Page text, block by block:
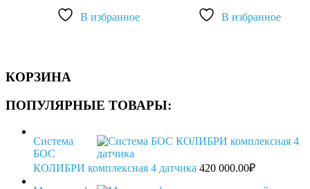
000.00₽.
В избранное
000.00₽.
В избранное
КОРЗИНА
ПОПУЛЯРНЫЕ ТОВАРЫ:
Система
БОС
КОЛИБРИ комплексная 4 датчика 420 000.00₽